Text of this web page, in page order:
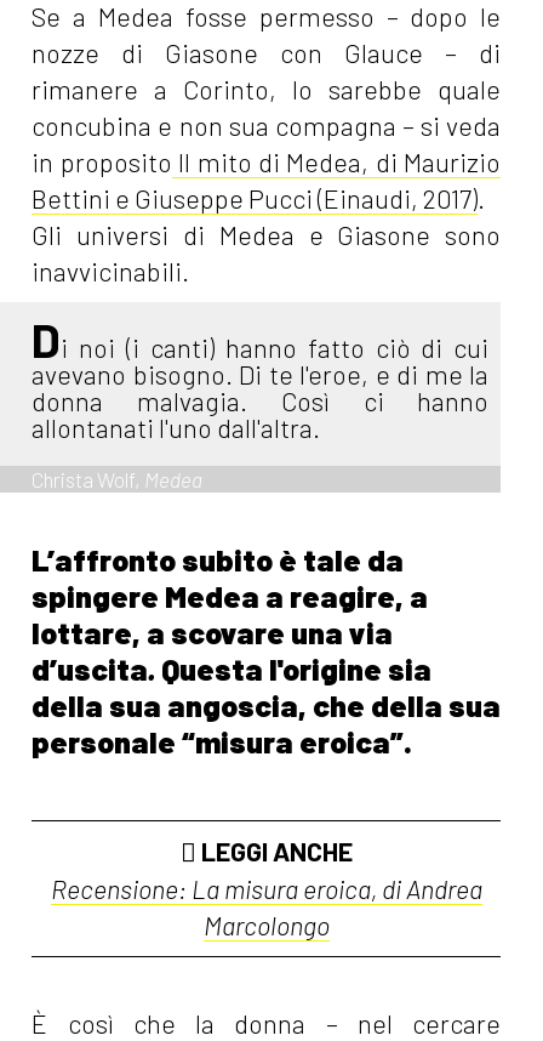
Se a Medea fosse permesso – dopo le
nozze di Giasone con Glauce – di
rimanere a Corinto, lo sarebbe quale
concubina e non sua compagna – si veda
in proposito Il mito di Medea, di Maurizio
Bettini e Giuseppe Pucci (Einaudi, 2017).
Gli universi di Medea e Giasone sono
inavvicinabili.
Di noi (i canti) hanno fatto ciò di cui
avevano bisogno. Di te l'eroe, e di me la
donna malvagia. Così ci hanno
allontanati l'uno dall'altra.
Christa Wolf, Medea
L’affronto subito è tale da
spingere Medea a reagire, a
lottare, a scovare una via
d’uscita. Questa l'origine sia
della sua angoscia, che della sua
personale “misura eroica”.
LEGGI ANCHE
Recensione: La misura eroica, di Andrea
Marcolongo
È così che la donna – nel cercare